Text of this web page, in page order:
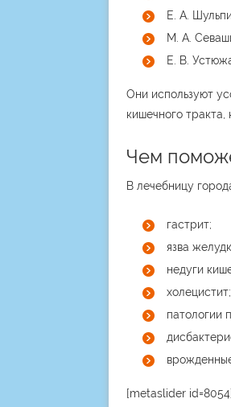
Е. А.
М. А.
Е. В.
Они используют
кишечного тракта,
Чем
В лечебницу
гастрит;
язва
недуги
холецистит;
патологии
[metaslider id=8054]